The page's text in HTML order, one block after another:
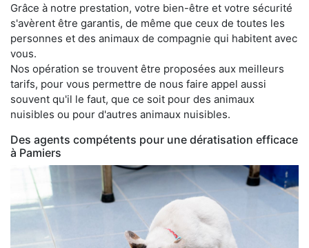
Grâce à notre prestation, votre bien-être et votre sécurité
s'avèrent être garantis, de même que ceux de toutes les
personnes et des animaux de compagnie qui habitent avec
vous.
Nos opération se trouvent être proposées aux meilleurs
tarifs, pour vous permettre de nous faire appel aussi
souvent qu'il le faut, que ce soit pour des animaux
nuisibles ou pour d'autres animaux nuisibles.
Des agents compétents pour une dératisation efficace
à Pamiers